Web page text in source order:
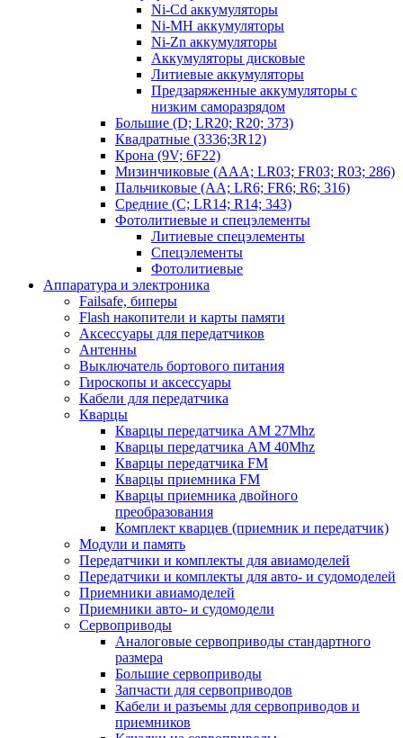
Ni-Cd аккумуляторы
Ni-MH аккумуляторы
Ni-Zn аккумуляторы
Аккумуляторы дисковые
Литиевые аккумуляторы
Предзаряженные аккумуляторы с
низким саморазрядом
Большие (D; LR20; R20; 373)
Квадратные (3336;3R12)
Крона (9V; 6F22)
Мизинчиковые (AAA; LR03; FR03; R03; 286)
Пальчиковые (AA; LR6; FR6; R6; 316)
Средние (C; LR14; R14; 343)
Фотолитиевые и спецэлементы
Литиевые спецэлементы
Спецэлементы
Фотолитиевые
Аппаратура и электроника
Failsafe, биперы
Flash накопители и карты памяти
Аксессуары для передатчиков
Антенны
Выключатель бортового питания
Гироскопы и аксессуары
Кабели для передатчика
Кварцы
Кварцы передатчика AM 27Mhz
Кварцы передатчика AM 40Mhz
Кварцы передатчика FM
Кварцы приемника FM
Кварцы приемника двойного
преобразования
Комплект кварцев (приемник и передатчик)
Модули и память
Передатчики и комплекты для авиамоделей
Передатчики и комплекты для авто- и судомоделей
Приемники авиамоделей
Приемники авто- и судомодели
Сервоприводы
Аналоговые сервоприводы стандартного
размера
Большие сервоприводы
Запчасти для сервоприводов
Кабели и разъемы для сервоприводов и
приемников